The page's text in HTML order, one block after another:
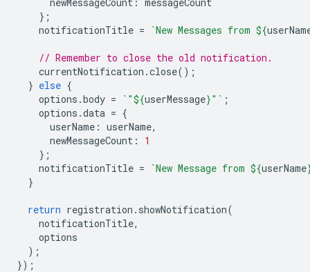
};
notificationTitle = `New Messages from ${
// Remember to close the old notification.
currentNotification .close();
} else {
options .body = `"${userMessage}"` ;
options .data = {
userName : userName,
newMessageCount :
1
};
notificationTitle = `New Message from ${userName
}
return registration . showNotification(
notificationTitle,
options
);
});